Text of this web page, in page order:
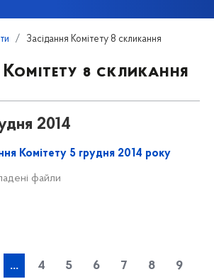
Засідання Комітету 8 скликання
8 скликання
2014
Комітету 5 грудня 2014 року
файли
... 4 5 6 7 8 9